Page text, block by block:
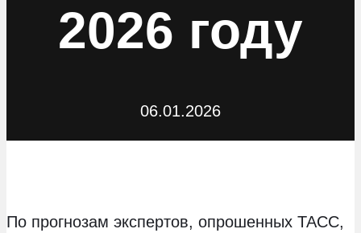
2026 году
06.01.2026
По прогнозам экспертов, опрошенных ТАСС,